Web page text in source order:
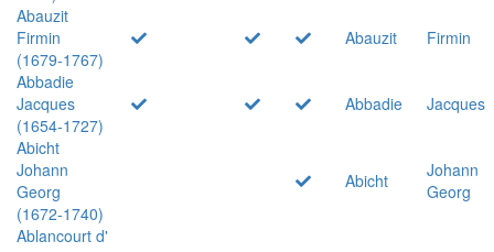
Abauzit
Firmin
(1679-1767)
Abauzit
Firmin
Abbadie
Jacques
(1654-1727)
Abbadie
Jacques
Abicht
Johann
Georg
(1672-1740)
Abicht
Johann
Georg
Ablancourt d'